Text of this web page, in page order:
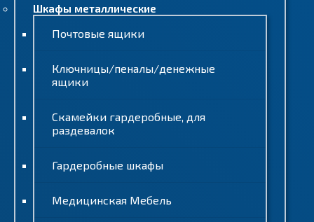
Шкафы металлические
Почтовые ящики
Ключницы/пеналы/денежные
ящики
Скамейки гардеробные, для
раздевалок
Гардеробные шкафы
Медицинская Мебель